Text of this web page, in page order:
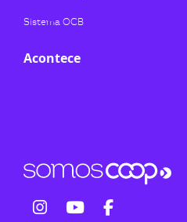
Sistema OCB
Acontece
fab fabfab